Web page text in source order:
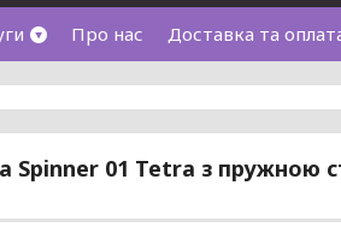
Про нас Доставка та
Spinner 01 Tetra з пружною